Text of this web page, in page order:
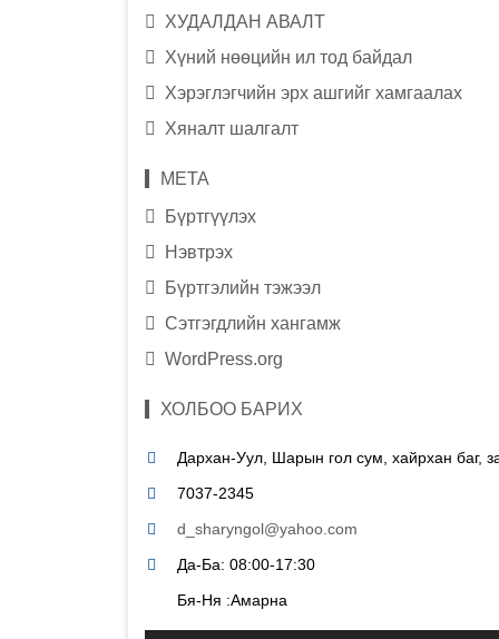
ХУДАЛДАН АВАЛТ
Хүний нөөцийн ил тод байдал
Хэрэглэгчийн эрх ашгийг хамгаалах
Хяналт шалгалт
МЕТА
Бүртгүүлэх
Нэвтрэх
Бүртгэлийн тэжээл
Сэтгэгдлийн хангамж
WordPress.org
ХОЛБОО БАРИХ
Дархан-Уул, Шарын гол сум, хайрхан баг,
7037-2345
d_sharyngol@yahoo.com
Да-Ба: 08:00-17:30
Бя-Ня :Амарна